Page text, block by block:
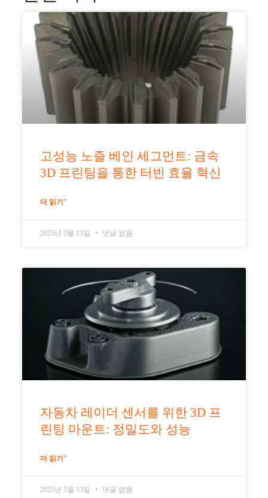
고성능 노즐 베인 세그먼트: 금속
3D 프린팅을 통한 터빈 효율 혁신
더 읽기"
2025년 5월 13일 댓글 없음
자동차 레이더 센서를 위한 3D 프
린팅 마운트: 정밀도와 성능
더 읽기"
2025년 5월 13일 댓글 없음